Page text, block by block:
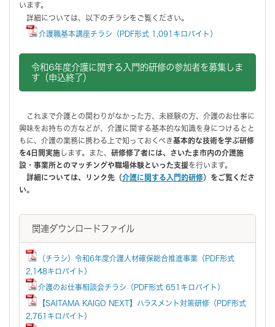
います。
詳細については、以下のチラシをご覧ください。
介護職基本講座チラシ（PDF形式 1,091キロバイト）
令和6年度介護に関する入門的研修の参加者を募集しま
す（申込終了）
これまで介護との関わりがなかった方、未経験の方、介護のお仕事に
興味をお持ちの方などが、介護に関する基本的な知識を身につけるとと
もに、介護の業務に携わる上で知っておくべき基本的な技術を学ぶ研修
を4日間実施 します。また、 研修修了者には、さいたま市内の介護施
設・事業所とのマッチングや職場体験といった支援を行います。
詳細については、リンク先（介護に関する入門的研修）をご覧くださ
い。
関連ダウンロードファイル
（チラシ）令和6年度介護人材確保総合推進事業（PDF形式
2,148キロバイト）
介護のお仕事相談会チラシ（PDF形式 651キロバイト）
【SAITAMA KAIGO NEXT】ハラスメント対策研修（PDF形式
2,761キロバイト）